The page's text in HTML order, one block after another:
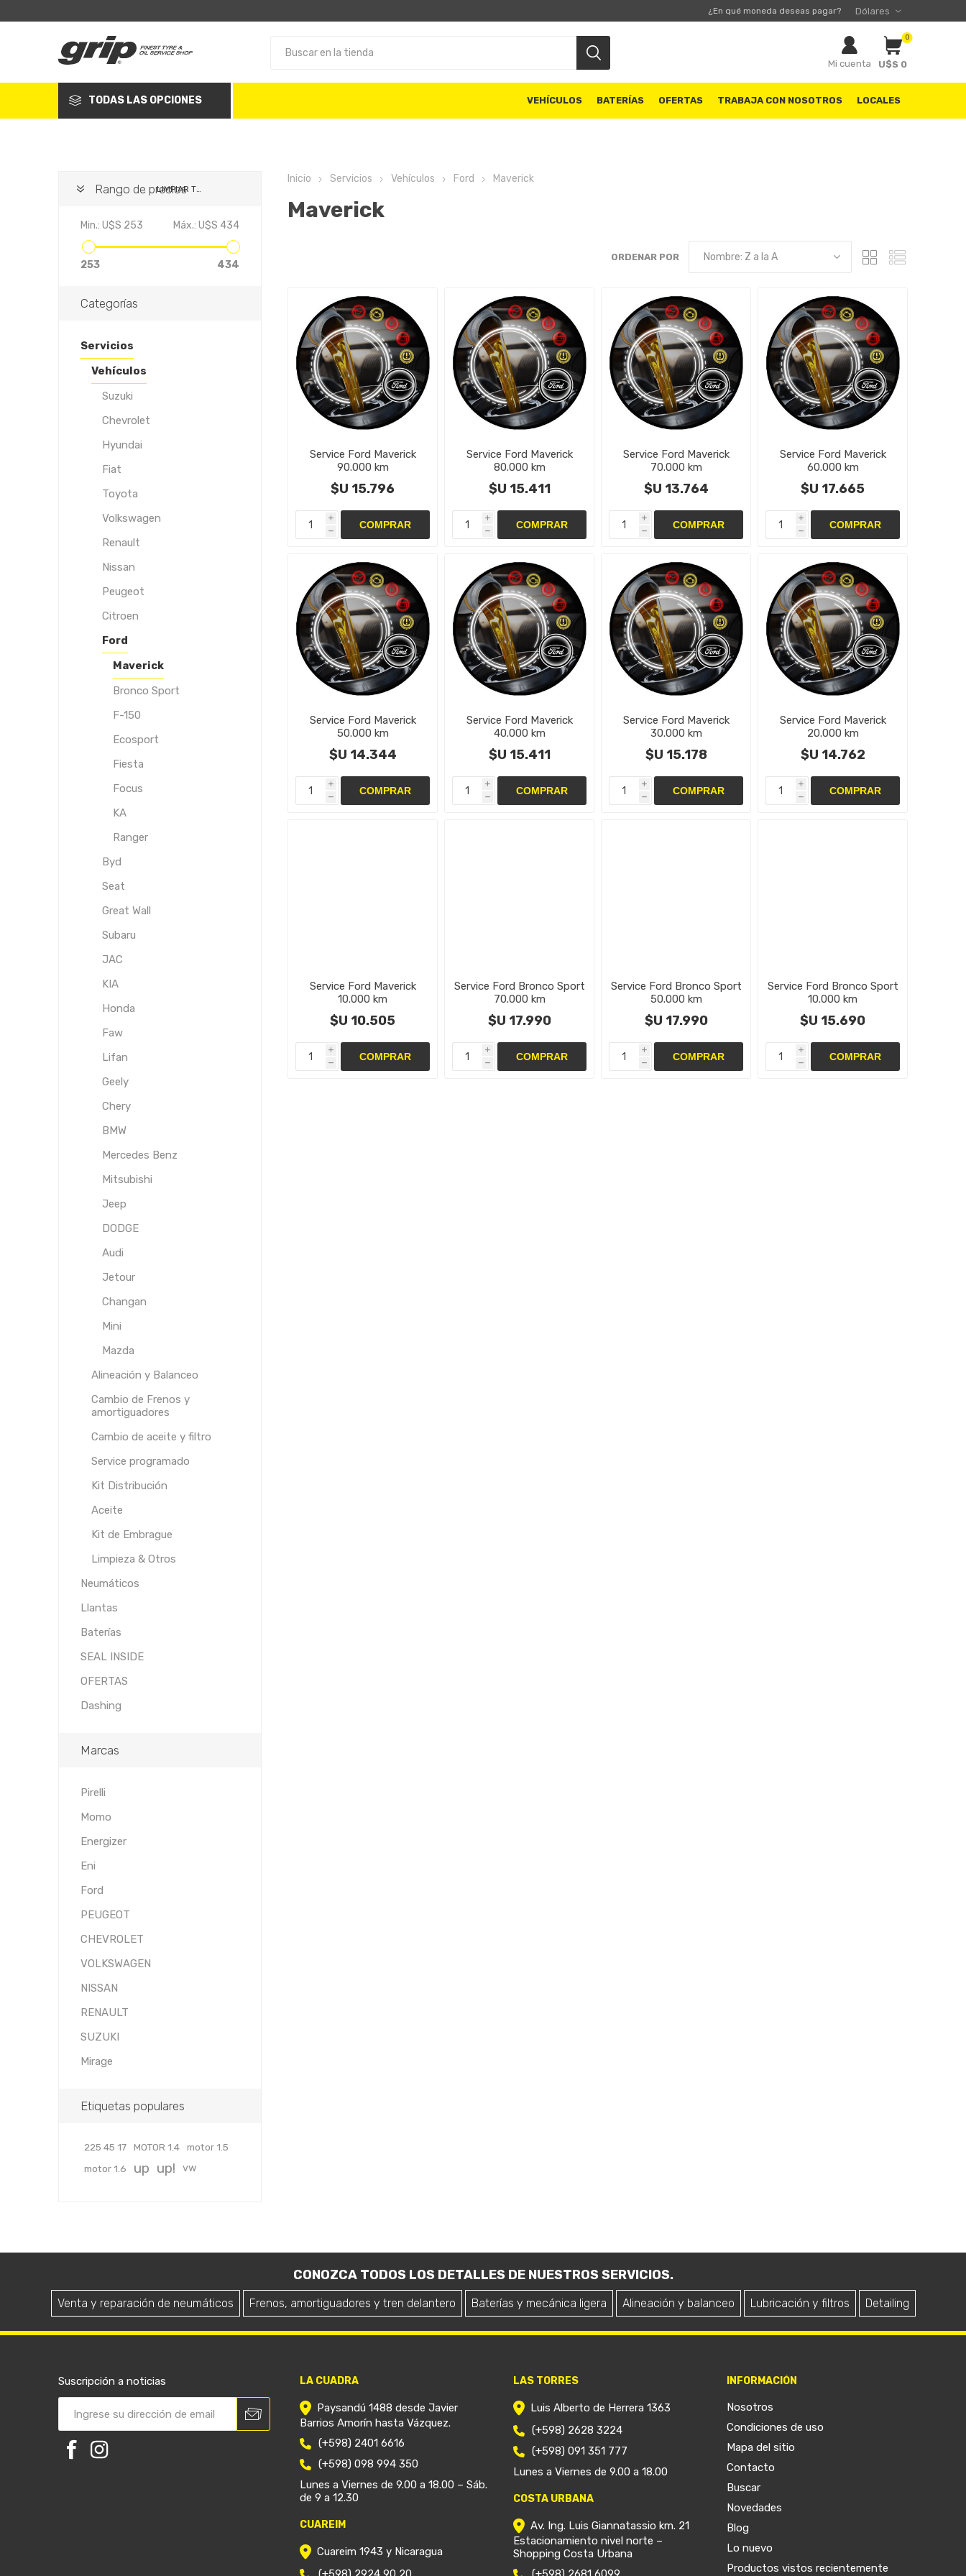
¿En qué moneda deseas pagar?
Mi cuenta
0
U$S 0
TODAS LAS OPCIONES VEHÍCULOS BATERÍAS OFERTAS TRABAJA CON NOSOTROS LOCALES
Inicio Servicios Vehículos Ford Maverick
Maverick
ORDENAR POR
Service Ford Maverick
90.000 km
$U 15.796
i
h
Service Ford Maverick
80.000 km
$U 15.411
i
h
Service Ford Maverick
70.000 km
$U 13.764
i
h
Service Ford Maverick
60.000 km
$U 17.665
i
h
Service Ford Maverick
50.000 km
$U 14.344
i
h
Service Ford Maverick
40.000 km
$U 15.411
i
h
Service Ford Maverick
30.000 km
$U 15.178
i
h
Service Ford Maverick
20.000 km
$U 14.762
i
h
Service Ford Maverick
10.000 km
$U 10.505
i
h
Service Ford Bronco Sport
70.000 km
$U 17.990
i
h
Service Ford Bronco Sport
50.000 km
$U 17.990
i
h
Service Ford Bronco Sport
10.000 km
$U 15.690
i
h
LIMPIAR TODO
Rango de precios
Min.: U$S 253 Máx.: U$S 434
253 434
Categorías
Servicios
Vehículos
Suzuki
Chevrolet
Hyundai
Fiat
Toyota
Volkswagen
Renault
Nissan
Peugeot
Citroen
Ford
Maverick
Bronco Sport
F-150
Ecosport
Fiesta
Focus
KA
Ranger
Byd
Seat
Great Wall
Subaru
JAC
KIA
Honda
Faw
Lifan
Geely
Chery
BMW
Mercedes Benz
Mitsubishi
Jeep
DODGE
Audi
Jetour
Changan
Mini
Mazda
Alineación y Balanceo
Cambio de Frenos y
amortiguadores
Cambio de aceite y filtro
Service programado
Kit Distribución
Aceite
Kit de Embrague
Limpieza & Otros
Neumáticos
Llantas
Baterías
SEAL INSIDE
OFERTAS
Dashing
Marcas
Pirelli
Momo
Energizer
Eni
Ford
PEUGEOT
CHEVROLET
VOLKSWAGEN
NISSAN
RENAULT
SUZUKI
Mirage
Etiquetas populares
225 45 17 MOTOR 1.4
motor 1.5
motor 1.6
up up! vw
CONOZCA TODOS LOS DETALLES DE NUESTROS SERVICIOS.
Venta y reparación de neumáticos Frenos, amortiguadores y tren delantero Baterías y mecánica ligera Alineación y balanceo Lubricación y filtros Detailing
Suscripción a noticias LA CUADRA
Paysandú 1488 desde Javier
Barrios Amorín hasta Vázquez.
(+598) 2401 6616
(+598) 098 994 350
Lunes a Viernes de 9.00 a 18.00 – Sáb.
de 9 a 12.30
CUAREIM
Cuareim 1943 y Nicaragua
LAS TORRES
Luis Alberto de Herrera 1363
(+598) 2628 3224
(+598) 091 351 777
Lunes a Viernes de 9.00 a 18.00
COSTA URBANA
Av. Ing. Luis Giannatassio km. 21
Estacionamiento nivel norte –
Shopping Costa Urbana
INFORMACIÓN
Nosotros
Condiciones de uso
Mapa del sitio
Contacto
Buscar
Novedades
Blog
Lo nuevo
Productos vistos recientemente